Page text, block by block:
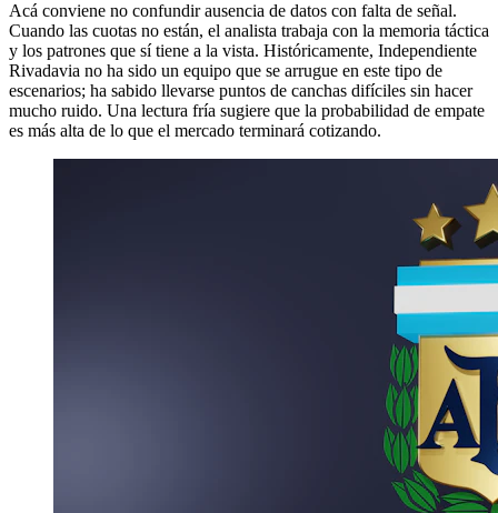
Acá conviene no confundir ausencia de datos con falta de señal.
Cuando las cuotas no están, el analista trabaja con la memoria táctica
y los patrones que sí tiene a la vista. Históricamente, Independiente
Rivadavia no ha sido un equipo que se arrugue en este tipo de
escenarios; ha sabido llevarse puntos de canchas difíciles sin hacer
mucho ruido. Una lectura fría sugiere que la probabilidad de empate
es más alta de lo que el mercado terminará cotizando.